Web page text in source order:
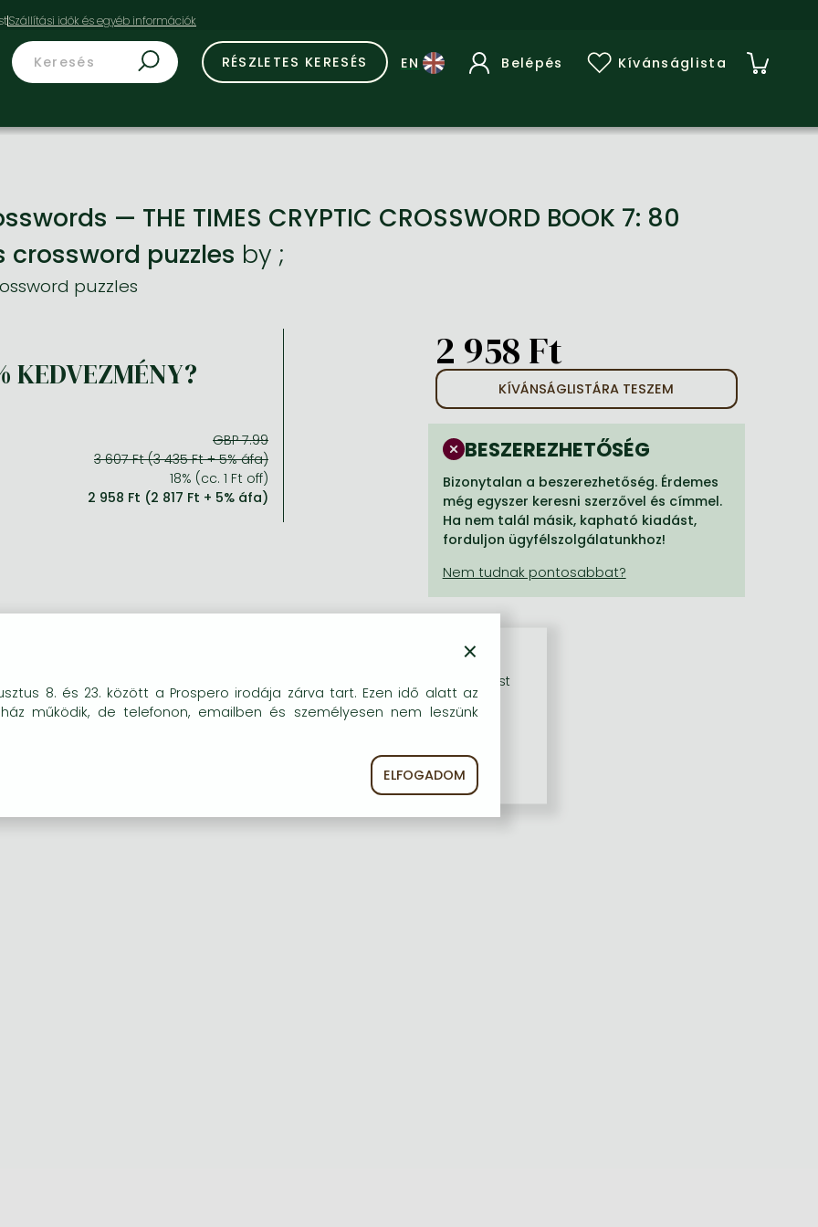
RÉSZLETES KERESÉS Belépés Kívánságlista
— THE TIMES CRYPTIC CROSSWORD BOOK 7: 80
puzzles by ;
puzzles
KEDVEZMÉNY?
GBP 7.99
3 607 Ft (3 435 Ft + 5% áfa)
18% (cc. 1 Ft off)
2 958 Ft (2 817 Ft + 5% áfa)
2 958 Ft
KÍVÁNSÁGLISTÁRA TESZEM
BESZEREZHETŐSÉG
Bizonytalan a beszerezhetőség. Érdemes
még egyszer keresni szerzővel és címmel.
Ha nem talál másik, kapható kiadást,
forduljon ügyfélszolgálatunkhoz!
×
8. és 23. között a Prospero irodája zárva tart. Ezen idő alatt az
működik, de telefonon, emailben és személyesen nem leszünk
ELFOGADOM
kat (sütiket) használunk, melyek célja, hogy teljesebb körű szolgáltatást
részére.